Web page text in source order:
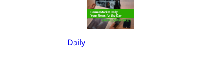
Daily